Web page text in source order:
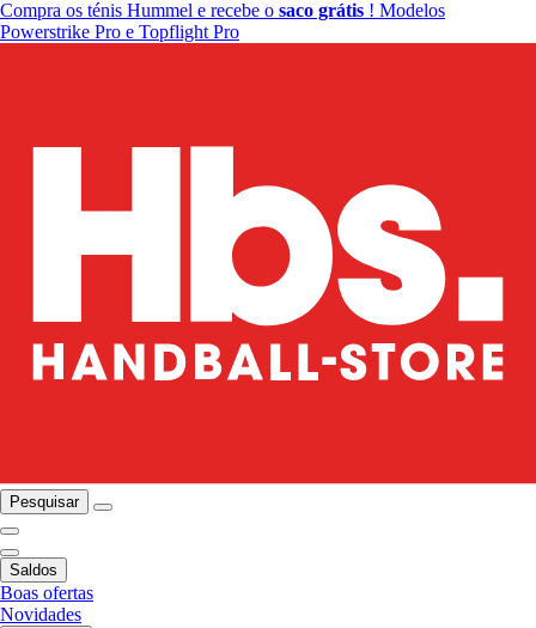
Compra os ténis Hummel e recebe o saco grátis ! Modelos
Powerstrike Pro e Topflight Pro
Pesquisar
Saldos
Boas ofertas
Novidades